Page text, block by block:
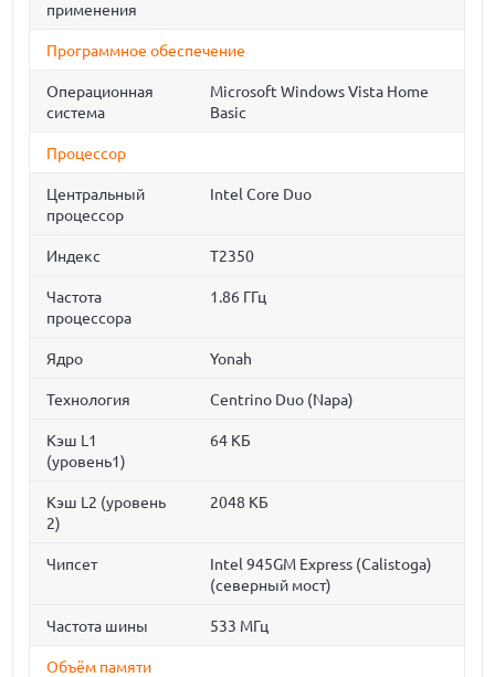
применения
Программное обеспечение
Операционная
система
Microsoft Windows Vista Home
Basic
Процессор
Центральный
процессор
Intel Core Duo
Индекс T2350
Частота
процессора
1.86 ГГц
Ядро Yonah
Технология Centrino Duo (Napa)
Кэш L1
(уровень1)
64 КБ
Кэш L2 (уровень
2)
2048 КБ
Чипсет
Intel 945GM Express (Calistoga)
(северный мост)
Частота шины 533 МГц
Объём памяти